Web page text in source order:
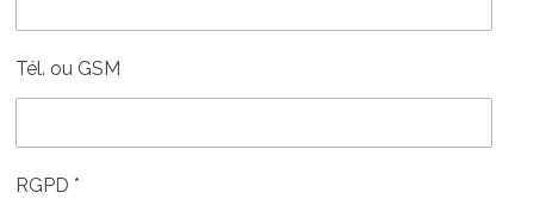
Tél. ou GSM
RGPD *